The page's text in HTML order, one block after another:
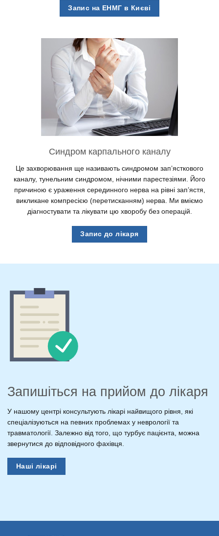
Запис на ЕНМГ в Києві
Синдром карпального каналу
Це захворювання ще називають синдромом зап’ясткового
каналу, тунельним синдромом, нічними парестезіями. Його
причиною є ураження серединного нерва на рівні зап’ястя,
викликане компресією (перетисканням) нерва. Ми вміємо
діагностувати та лікувати цю хворобу без операцій.
Запис до лікаря
Запишіться на прийом до лікаря
У нашому центрі консультують лікарі найвищого рівня, які
спеціалізуються на певних проблемах у неврології та
травматології. Залежно від того, що турбує пацієнта, можна
звернутися до відповідного фахівця.
Наші лікарі